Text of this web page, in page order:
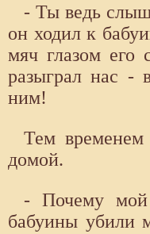
- Ты ведь
он ходил к
мяч глазом
разыграл нас -
ним!
Тем
домой.
- Почему мой
бабуины убили